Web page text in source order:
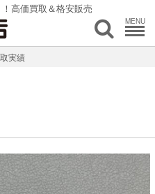
高価買取＆格安販売
MENU
実績